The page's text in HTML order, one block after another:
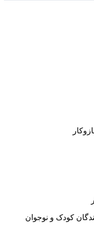
کودک و نوجوان